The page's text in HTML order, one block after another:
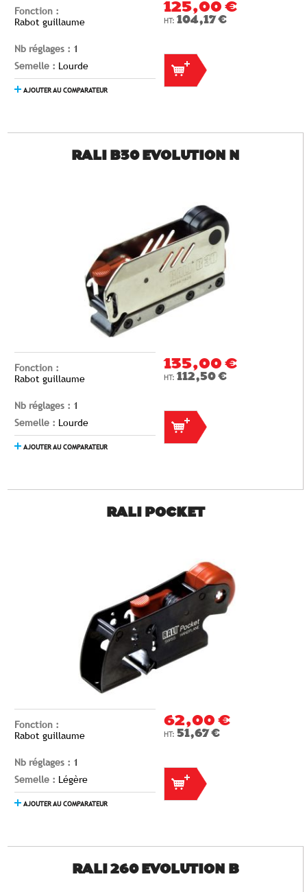
Fonction :
Rabot guillaume
Nb réglages : 1
Semelle : Lourde
AJOUTER AU COMPARATEUR
125,00 €
104,17 €
RALI B30 EVOLUTION N
Fonction :
Rabot guillaume
Nb réglages : 1
Semelle : Lourde
AJOUTER AU COMPARATEUR
135,00 €
112,50 €
RALI POCKET
Fonction :
Rabot guillaume
Nb réglages : 1
Semelle : Légère
AJOUTER AU COMPARATEUR
62,00 €
51,67 €
RALI 260 EVOLUTION B